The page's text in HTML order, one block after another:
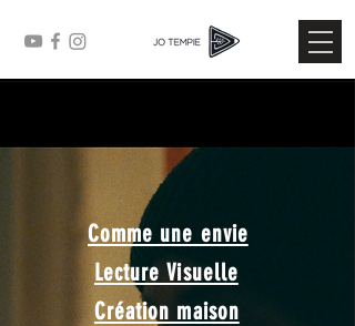
Comme une envie
Lecture Visuelle
Création maison